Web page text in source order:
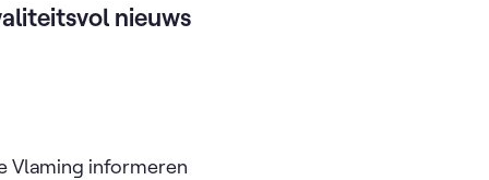
nieuws
Vlaming informeren